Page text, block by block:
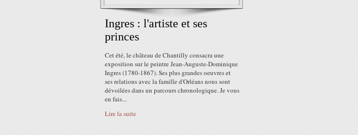
Ingres : l'artiste et ses
princes
Cet été, le château de Chantilly consacra une
exposition sur le peintre Jean-Auguste-Dominique
Ingres (1780-1867). Ses plus grandes oeuvres et
ses relations avec la famille d'Orléans nous sont
dévoilées dans un parcours chronologique. Je vous
en fais...
Lire la suite